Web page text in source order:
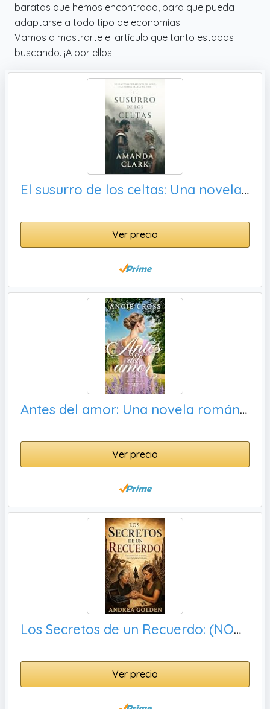
baratas que hemos encontrado, para que pueda
adaptarse a todo tipo de economías.
Vamos a mostrarte el artículo que tanto estabas
buscando. ¡A por ellos!
El susurro de los celtas: Una novela histórica romántica en los tiempos de Hispania
Ver precio
Antes del amor: Una novela romántica histórica en la época de la regencia (Crónicas de Drudley Manor #1)
Ver precio
Los Secretos de un Recuerdo: (NOVELA HISTÓRICA, SUSPENSE E INTRIGA)
Ver precio